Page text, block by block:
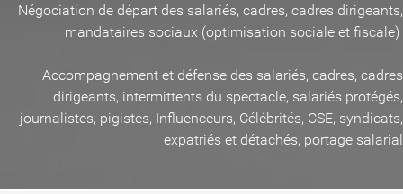
Négociation de départ des salariés, cadres, cadres dirigeants,
mandataires sociaux (optimisation sociale et fiscale)
Accompagnement et défense des salariés, cadres, cadres
dirigeants, intermittents du spectacle, salariés protégés,
journalistes, pigistes, Influenceurs, Célébrités, CSE, syndicats,
expatriés et détachés, portage salarial